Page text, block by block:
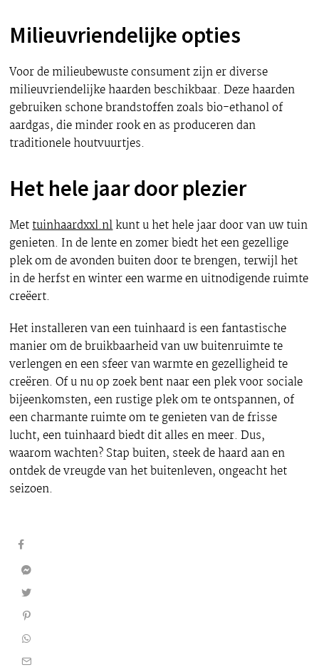
Milieuvriendelijke opties
Voor de milieubewuste consument zijn er diverse
milieuvriendelijke haarden beschikbaar. Deze haarden
gebruiken schone brandstoffen zoals bio-ethanol of
aardgas, die minder rook en as produceren dan
traditionele houtvuurtjes.
Het hele jaar door plezier
Mettuinhaardxxl.nlkunt u het hele jaar door van uw tuin
genieten. In de lente en zomer biedt het een gezellige
plek om de avonden buiten door te brengen, terwijl het
in de herfst en winter een warme en uitnodigende ruimte
creëert.
Het installeren van een tuinhaard is een fantastische
manier om de bruikbaarheid van uw buitenruimte te
verlengen en een sfeer van warmte en gezelligheid te
creëren. Of u nu op zoek bent naar een plek voor sociale
bijeenkomsten, een rustige plek om te ontspannen, of
een charmante ruimte om te genieten van de frisse
lucht, een tuinhaard biedt dit alles en meer. Dus,
waarom wachten? Stap buiten, steek de haard aan en
ontdek de vreugde van het buitenleven, ongeacht het
seizoen.